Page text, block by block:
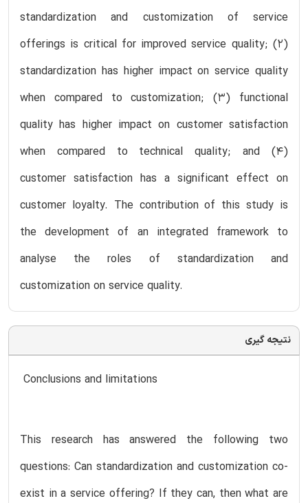
standardization and customization of service
offerings is critical for improved service quality; (2)
standardization has higher impact on service quality
when compared to customization; (3) functional
quality has higher impact on customer satisfaction
when compared to technical quality; and (4)
customer satisfaction has a significant effect on
customer loyalty. The contribution of this study is
the development of an integrated framework to
analyse the roles of standardization and
customization on service quality.
نتیجه گیری
Conclusions and limitations
This research has answered the following two
questions: Can standardization and customization co-
exist in a service offering? If they can, then what are